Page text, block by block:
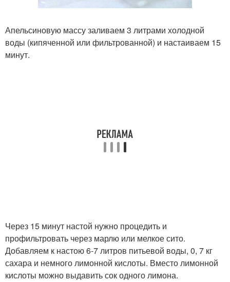
Апельсиновую массу заливаем 3 литрами холодной
воды (кипяченной или фильтрованной) и настаиваем 15
минут.
Через 15 минут настой нужно процедить и
профильтровать через марлю или мелкое сито.
Добавляем к настою 6-7 литров питьевой воды, 0, 7 кг
сахара и немного лимонной кислоты. Вместо лимонной
кислоты можно выдавить сок одного лимона.